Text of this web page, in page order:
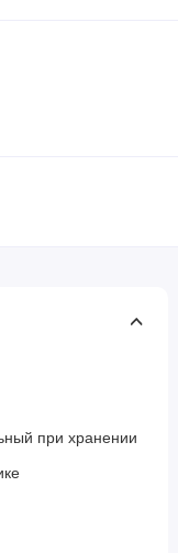
при хранении